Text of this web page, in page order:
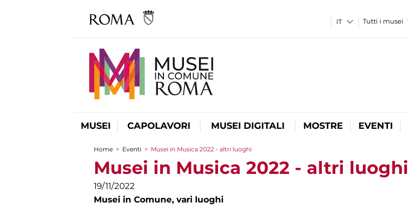
Tutti i musei
MUSEI CAPOLAVORI MUSEI DIGITALI MOSTRE EVENTI
Tu sei qui
Home > Eventi > Musei in Musica 2022 - altri luoghi
Musei in Musica 2022 - altri luoghi
19/11/2022
Musei in Comune, vari luoghi